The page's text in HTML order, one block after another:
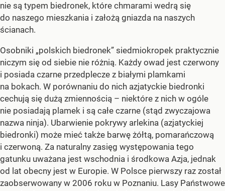
nie są typem biedronek, które chmarami wedrą się
do naszego mieszkania i założą gniazda na naszych
ścianach.
Osobniki „polskich biedronek” siedmiokropek praktycznie
niczym się od siebie nie różnią. Każdy owad jest czerwony
i posiada czarne przedplecze z białymi plamkami
na bokach. W porównaniu do nich azjatyckie biedronki
cechują się dużą zmiennością – niektóre z nich w ogóle
nie posiadają plamek i są całe czarne (stąd zwyczajowa
nazwa ninja). Ubarwienie pokrywy arlekina (azjatyckiej
biedronki) może mieć także barwę żółtą, pomarańczową
i czerwoną. Za naturalny zasięg występowania tego
gatunku uważana jest wschodnia i środkowa Azja, jednak
od lat obecny jest w Europie. W Polsce pierwszy raz został
zaobserwowany w 2006 roku w Poznaniu. Lasy Państwowe